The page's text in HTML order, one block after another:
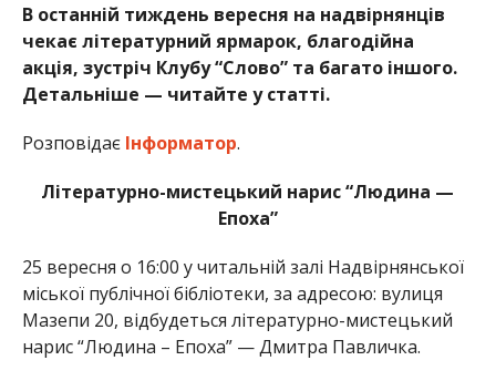
В останній тиждень вересня на надвірнянців
чекає літературний ярмарок, благодійна
акція, зустріч Клубу “Слово” та багато іншого.
Детальніше — читайте у статті.
Розповідає Інформатор.
Літературно-мистецький нарис “Людина —
Епоха”
25 вересня о 16:00 у читальній залі Надвірнянської
міської публічної бібліотеки, за адресою: вулиця
Мазепи 20, відбудеться літературно-мистецький
нарис “Людина – Епоха” — Дмитра Павличка.